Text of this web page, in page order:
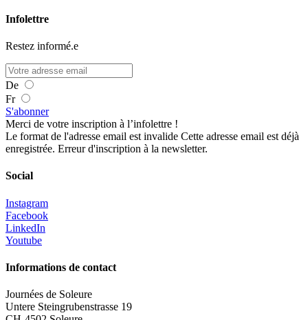
Infolettre
Restez informé.e
De
Fr
S'abonner
Merci de votre inscription à l’infolettre !
Le format de l'adresse email est invalide Cette adresse email est déjà
enregistrée. Erreur d'inscription à la newsletter.
Social
Instagram
Facebook
LinkedIn
Youtube
Informations de contact
Journées de Soleure
Untere Steingrubenstrasse 19